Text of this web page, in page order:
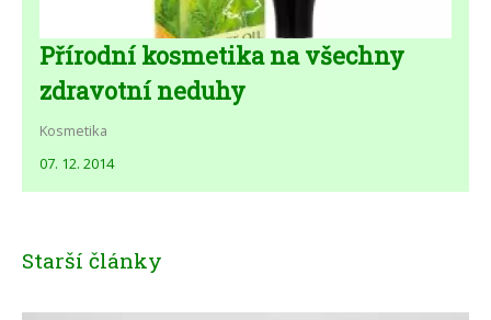
Přírodní kosmetika na všechny
zdravotní neduhy
Kosmetika
07. 12. 2014
Starší články